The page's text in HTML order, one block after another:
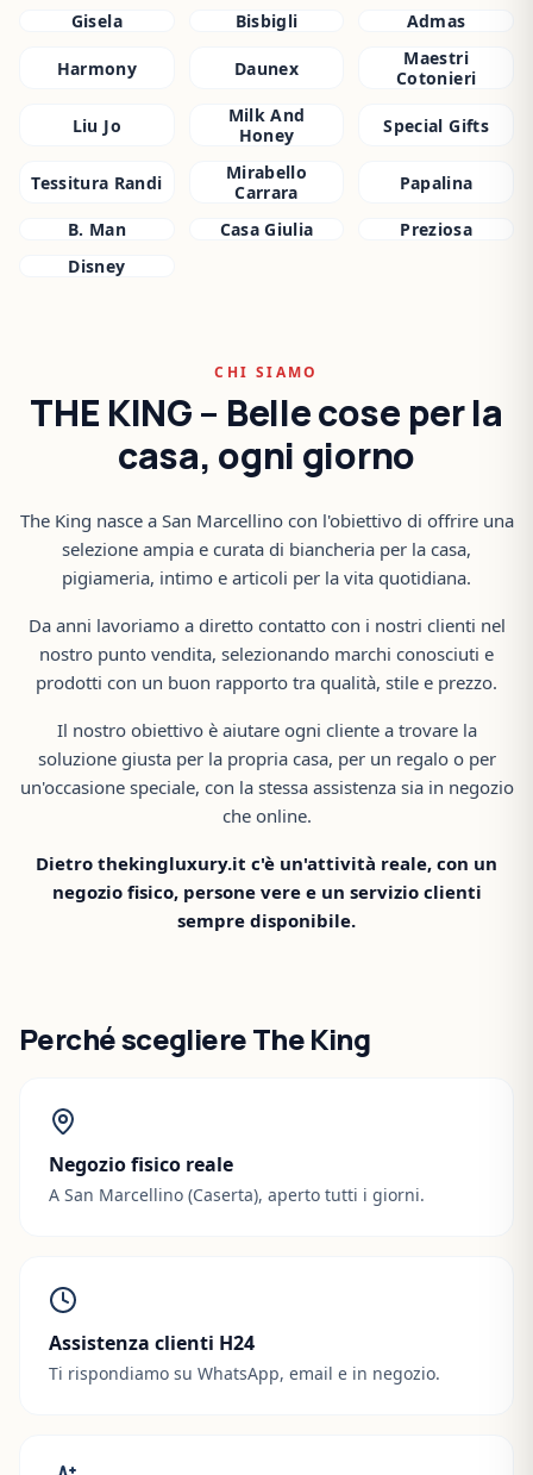
Gisela Bisbigli Admas
Harmony Daunex
Maestri
Cotonieri
Liu Jo
Milk And
Honey
Special Gifts
Tessitura Randi
Mirabello
Carrara
Papalina
B. Man Casa Giulia
Preziosa
Disney
CHI SIAMO
THE KING – Belle cose per la
casa, ogni giorno
The King nasce a San Marcellino con l'obiettivo di offrire una
selezione ampia e curata di biancheria per la casa,
pigiameria, intimo e articoli per la vita quotidiana.
Da anni lavoriamo a diretto contatto con i nostri clienti nel
nostro punto vendita, selezionando marchi conosciuti e
prodotti con un buon rapporto tra qualità, stile e prezzo.
Il nostro obiettivo è aiutare ogni cliente a trovare la
soluzione giusta per la propria casa, per un regalo o per
un'occasione speciale, con la stessa assistenza sia in negozio
che online.
Dietro thekingluxury.it c'è un'attività reale, con un
negozio fisico, persone vere e un servizio clienti
sempre disponibile.
Perché scegliere The King
Negozio fisico reale
A San Marcellino (Caserta), aperto tutti i giorni.
Assistenza clienti H24
Ti rispondiamo su WhatsApp, email e in negozio.